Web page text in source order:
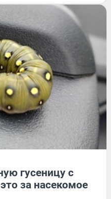
гусеницу с
за насекомое